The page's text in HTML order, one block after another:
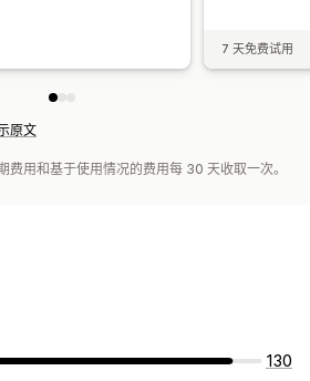
7 天免费试用
原文
费用和基于使用情况的费用每 30 天收取一次。
130